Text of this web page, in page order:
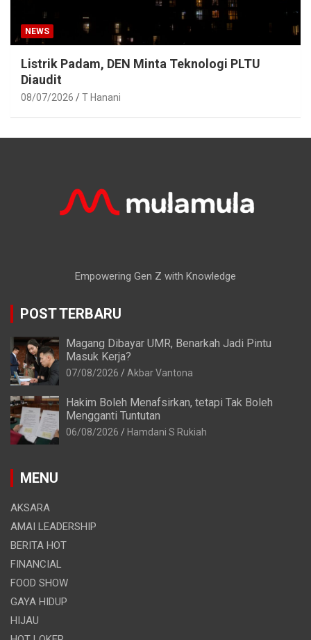
NEWS
Listrik Padam, DEN Minta Teknologi PLTU
Diaudit
08/07/2026 T Hanani
Empowering Gen Z with Knowledge
POST TERBARU
Magang Dibayar UMR, Benarkah Jadi Pintu
Masuk Kerja?
07/08/2026 Akbar Vantona
Hakim Boleh Menafsirkan, tetapi Tak Boleh
Mengganti Tuntutan
06/08/2026 Hamdani S Rukiah
MENU
AKSARA
AMAI LEADERSHIP
BERITA HOT
FINANCIAL
FOOD SHOW
GAYA HIDUP
HIJAU